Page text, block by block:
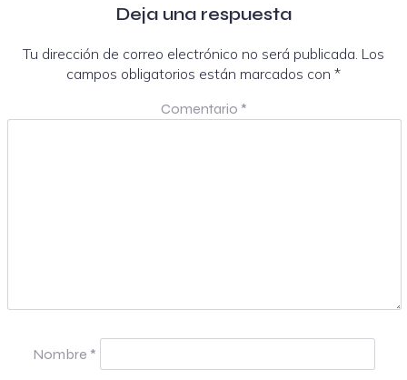
Deja una respuesta
Tu dirección de correo electrónico no será publicada. Los
campos obligatorios están marcados con *
Comentario *
Nombre *